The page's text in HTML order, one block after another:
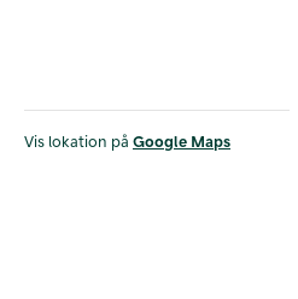
Vis lokation på Google Maps